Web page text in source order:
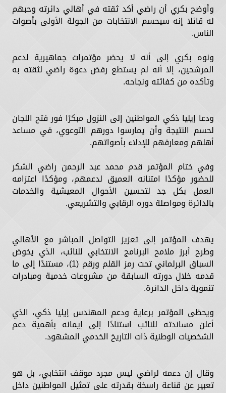
وأوضح بكري أن راضي أكد ثقته في أهالي دائرته وحبهم
له قائلا إنه سيحسم الانتخابات من الجولة الأولى بأصوات
الناس.
ونوه بكري إلى أنه لا يحضر مؤتمرات جماهيرية لدعم
المرشحين، إلا أنه لم يستطع رفض دعوة راضي لثقته به
وتأكده من كفائته ونجاحه.
ودعا إيليا ذكي المواطنين إلى النزول مبكرًا فور فتح اللجان
لحسم النتيجة وأن يمارسوا دورهم التوعوي، في مساعد
أهلهم ومعارفهم للإدلاء بأصواتهم.
وفي ختام المؤتمر قدم محمد عبد الرحمن راضي الشكر
للحضور مؤكدًا امتنانه العميق لدعمهم، ومؤكدًا اعتزامه
العمل بكل جد لتحسين الأحوال المعيشية والخدمات
بالدائرة ومواصلة دوره الرقابي والتشريعي.
يهدف المؤتمر إلى تعزيز التواصل المباشر مع الأهالي
وطرح أبرز ملامح البرنامج الانتخابي للنائب، الذي يخوض
السباق البرلماني تحت رمز القلم ورقم (1)، مستندًا إلى ما
قدمه خلال دورته السابقة من مشروعات خدمية ومبادرات
تنموية داخل الدائرة.
ويحظى المؤتمر برعاية ودعم المهندس إيليا ذكي، الذي
أعلن مساندته للنائب استنادًا إلى إيمانه بأهمية دعم
الشخصيات الوطنية ذات التاريخ الخدمي المشهود.
وقال إن دعمه لراضي ليس مجرد موقف انتخابي، بل هو
تعبير عن قناعة راسخة بقدرته على تمثيل المواطنين داخل